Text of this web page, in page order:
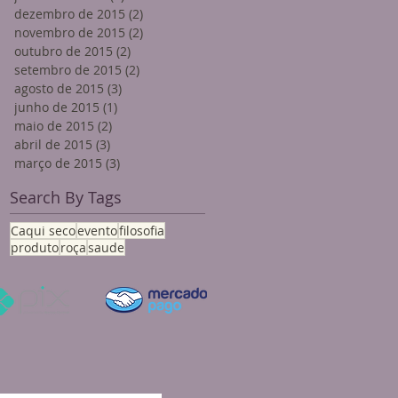
dezembro de 2015 (2)
novembro de 2015 (2)
outubro de 2015 (2)
setembro de 2015 (2)
agosto de 2015 (3)
junho de 2015 (1)
maio de 2015 (2)
abril de 2015 (3)
março de 2015 (3)
Search By Tags
Caqui secoeventofilosofia
produtoroçasaude